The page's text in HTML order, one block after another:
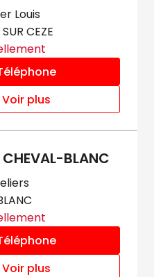
Louis
CEZE
Voir plus
CHEVAL-BLANC
Voir plus